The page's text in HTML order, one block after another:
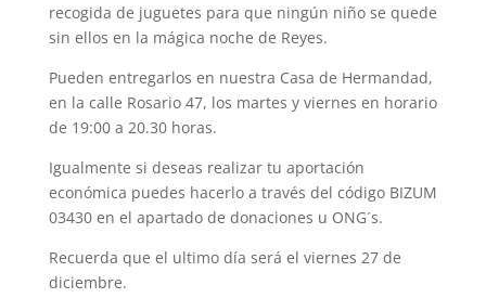
recogida de juguetes para que ningún niño se quede
sin ellos en la mágica noche de Reyes.
Pueden entregarlos en nuestra Casa de Hermandad,
en la calle Rosario 47, los martes y viernes en horario
de 19:00 a 20.30 horas.
Igualmente si deseas realizar tu aportación
económica puedes hacerlo a través del código BIZUM
03430 en el apartado de donaciones u ONG´s.
Recuerda que el ultimo día será el viernes 27 de
diciembre.